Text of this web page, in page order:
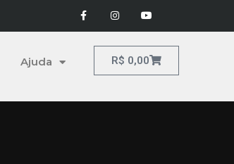
Ajuda R$ 0,00